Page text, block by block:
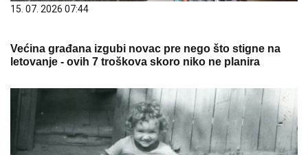
15. 07. 2026 07:44
Većina građana izgubi novac pre nego što stigne na
letovanje - ovih 7 troškova skoro niko ne planira